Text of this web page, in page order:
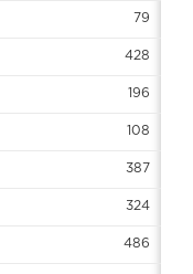
79
428
196
108
387
324
486